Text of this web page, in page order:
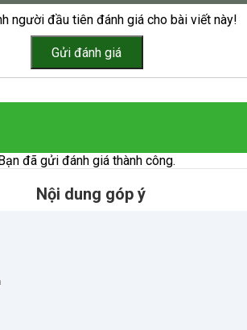
người đầu tiên đánh giá cho bài viết này!
đã gửi đánh giá thành công.
Nội dung góp ý